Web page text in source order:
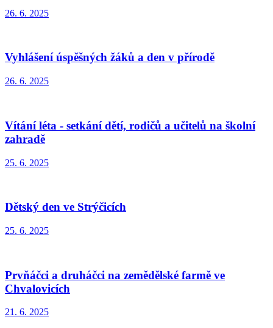
26. 6. 2025
Vyhlášení úspěšných žáků a den v přírodě
26. 6. 2025
Vítání léta - setkání dětí, rodičů a učitelů na školní
zahradě
25. 6. 2025
Dětský den ve Strýčicích
25. 6. 2025
Prvňáčci a druháčci na zemědělské farmě ve
Chvalovicích
21. 6. 2025